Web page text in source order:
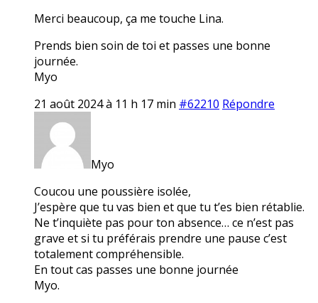
Merci beaucoup, ça me touche Lina.
Prends bien soin de toi et passes une bonne
journée.
Myo
21 août 2024 à 11 h 17 min #62210 Répondre
Myo
Coucou une poussière isolée,
J’espère que tu vas bien et que tu t’es bien rétablie.
Ne t’inquiète pas pour ton absence… ce n’est pas
grave et si tu préférais prendre une pause c’est
totalement compréhensible.
En tout cas passes une bonne journée
Myo.